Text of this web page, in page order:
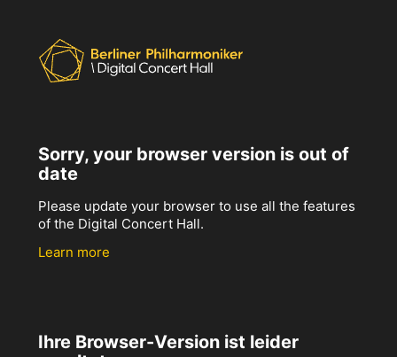
Sorry, your browser version is out of
date
Please update your browser to use all the features
of the Digital Concert Hall.
Learn more
Ihre Browser-Version ist leider